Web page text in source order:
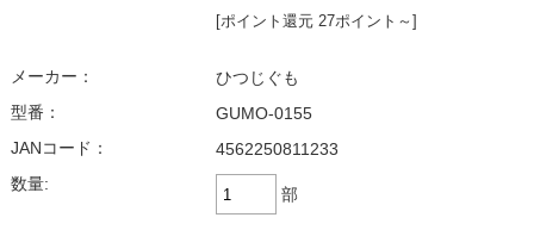
[ポイント還元 27ポイント～]
メーカー：
ひつじぐも
型番：
GUMO-0155
JANコード：
4562250811233
数量:
部